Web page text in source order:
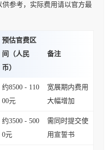
参考，实际费用请以官方最
预估官费区
间（人民
币）
备注
约8500 - 110
00元
宽展期内费用
大幅增加
约3500 - 500
0元
需同时提交使
用宣誓书